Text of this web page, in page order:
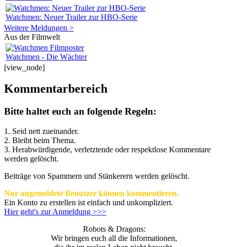
Watchmen: Neuer Trailer zur HBO-Serie
Weitere Meldungen >
Aus der Filmwelt
Watchmen - Die Wächter
[view_node]
Kommentarbereich
Bitte haltet euch an folgende Regeln:
1. Seid nett zueinander.
2. Bleibt beim Thema.
3. Herabwürdigende, verletztende oder respektlose Kommentare
werden gelöscht.
Beiträge von Spammern und Stänkerern werden gelöscht.
Nur angemeldete Benutzer können kommentieren.
Ein Konto zu erstellen ist einfach und unkompliziert.
Hier geht's zur Anmeldung >>>
Robots & Dragons:
Wir bringen euch all die Informationen,